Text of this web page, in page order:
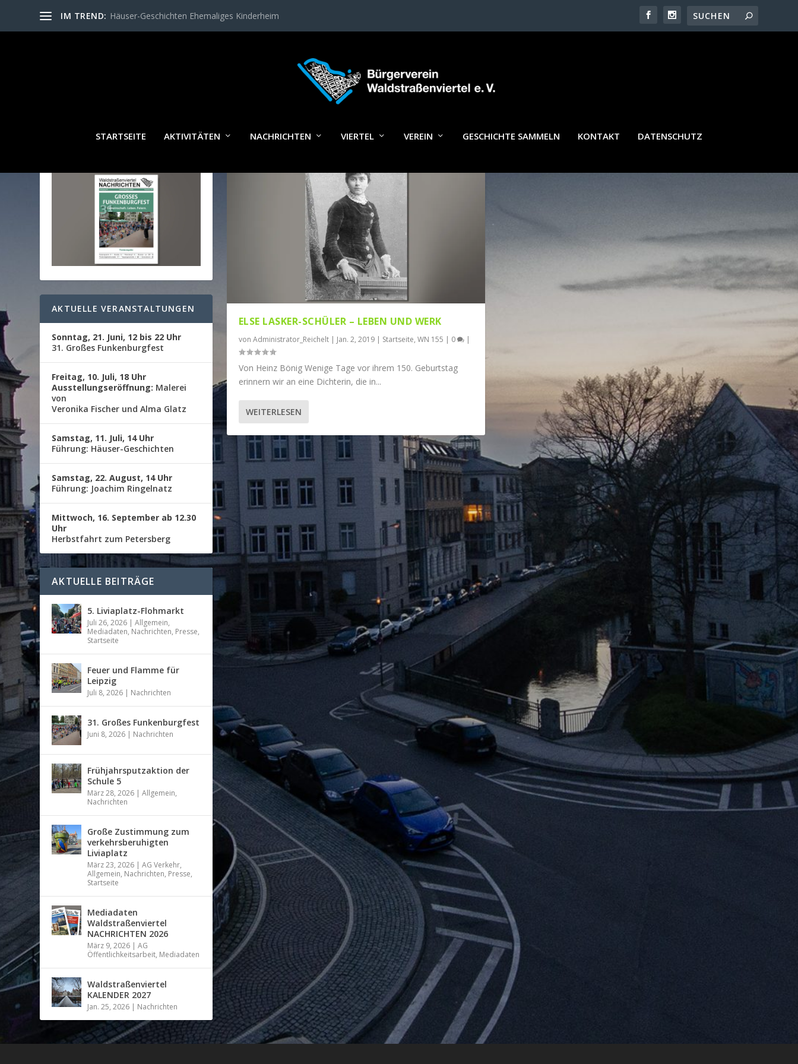
IM TREND: Häuser-Geschichten Ehemaliges Kinderheim
STARTSEITE AKTIVITÄTEN NACHRICHTEN VIERTEL VEREIN GESCHICHTE SAMMELN KONTAKT DATENSCHUTZ
SCHLAGWORT:FRANZ MARC
ELSE LASKER-SCHÜLER – LEBEN UND WERK
von Administrator_Reichelt| Jan. 2, 2019| Startseite, WN 155 | 0 |
Von Heinz Bönig Wenige Tage vor ihrem 150. Geburtstag
erinnern wir an eine Dichterin, die in...
WEITERLESEN
WALDSTRASSENVIERTEL N
AKTUELLE VERANSTALTUNGEN
Sonntag, 21. Juni, 12 bis 22 Uhr
31. Großes Funkenburgfest
Freitag, 10. Juli, 18 Uhr
Ausstellungseröffnung: Malerei
von
Veronika Fischer und Alma Glatz
Samstag, 11. Juli, 14 Uhr
Führung: Häuser-Geschichten
Samstag, 22. August, 14 Uhr
Führung: Joachim Ringelnatz
Mittwoch, 16. September ab 12.30
Uhr
Herbstfahrt zum Petersberg
AKTUELLE BEITRÄGE
5. Liviaplatz-Flohmarkt
Juli 26, 2026 |Allgemein,
Mediadaten, Nachrichten, Presse,
Startseite
Feuer und Flamme für
Leipzig
Juli 8, 2026 | Nachrichten
31. Großes Funkenburgfest
Juni 8, 2026 | Nachrichten
Frühjahrsputzaktion der
Schule 5
März 28, 2026 |Allgemein,
Nachrichten
Große Zustimmung zum
verkehrsberuhigten
Liviaplatz
März 23, 2026 |AG Verkehr,
Allgemein, Nachrichten, Presse,
Startseite
Mediadaten
Waldstraßenviertel
NACHRICHTEN 2026
März 9, 2026 |AG
Öffentlichkeitsarbeit, Mediadaten
Waldstraßenviertel
KALENDER 2027
Jan. 25, 2026 | Nachrichten